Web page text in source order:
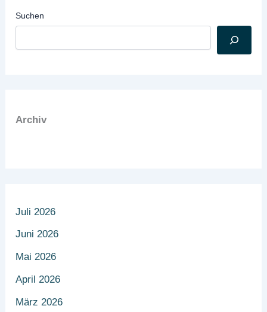
Suchen
Archiv
Juli 2026
Juni 2026
Mai 2026
April 2026
März 2026